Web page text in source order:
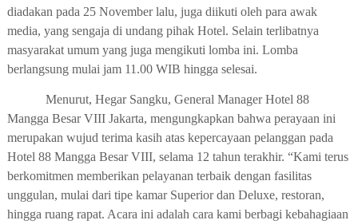
diadakan pada 25 November lalu, juga diikuti oleh para awak
media, yang sengaja di undang pihak Hotel. Selain terlibatnya
masyarakat umum yang juga mengikuti lomba ini. Lomba
berlangsung mulai jam 11.00 WIB hingga selesai.
Menurut, Hegar Sangku, General Manager Hotel 88
Mangga Besar VIII Jakarta, mengungkapkan bahwa perayaan ini
merupakan wujud terima kasih atas kepercayaan pelanggan pada
Hotel 88 Mangga Besar VIII, selama 12 tahun terakhir. “Kami terus
berkomitmen memberikan pelayanan terbaik dengan fasilitas
unggulan, mulai dari tipe kamar Superior dan Deluxe, restoran,
hingga ruang rapat. Acara ini adalah cara kami berbagi kebahagiaan